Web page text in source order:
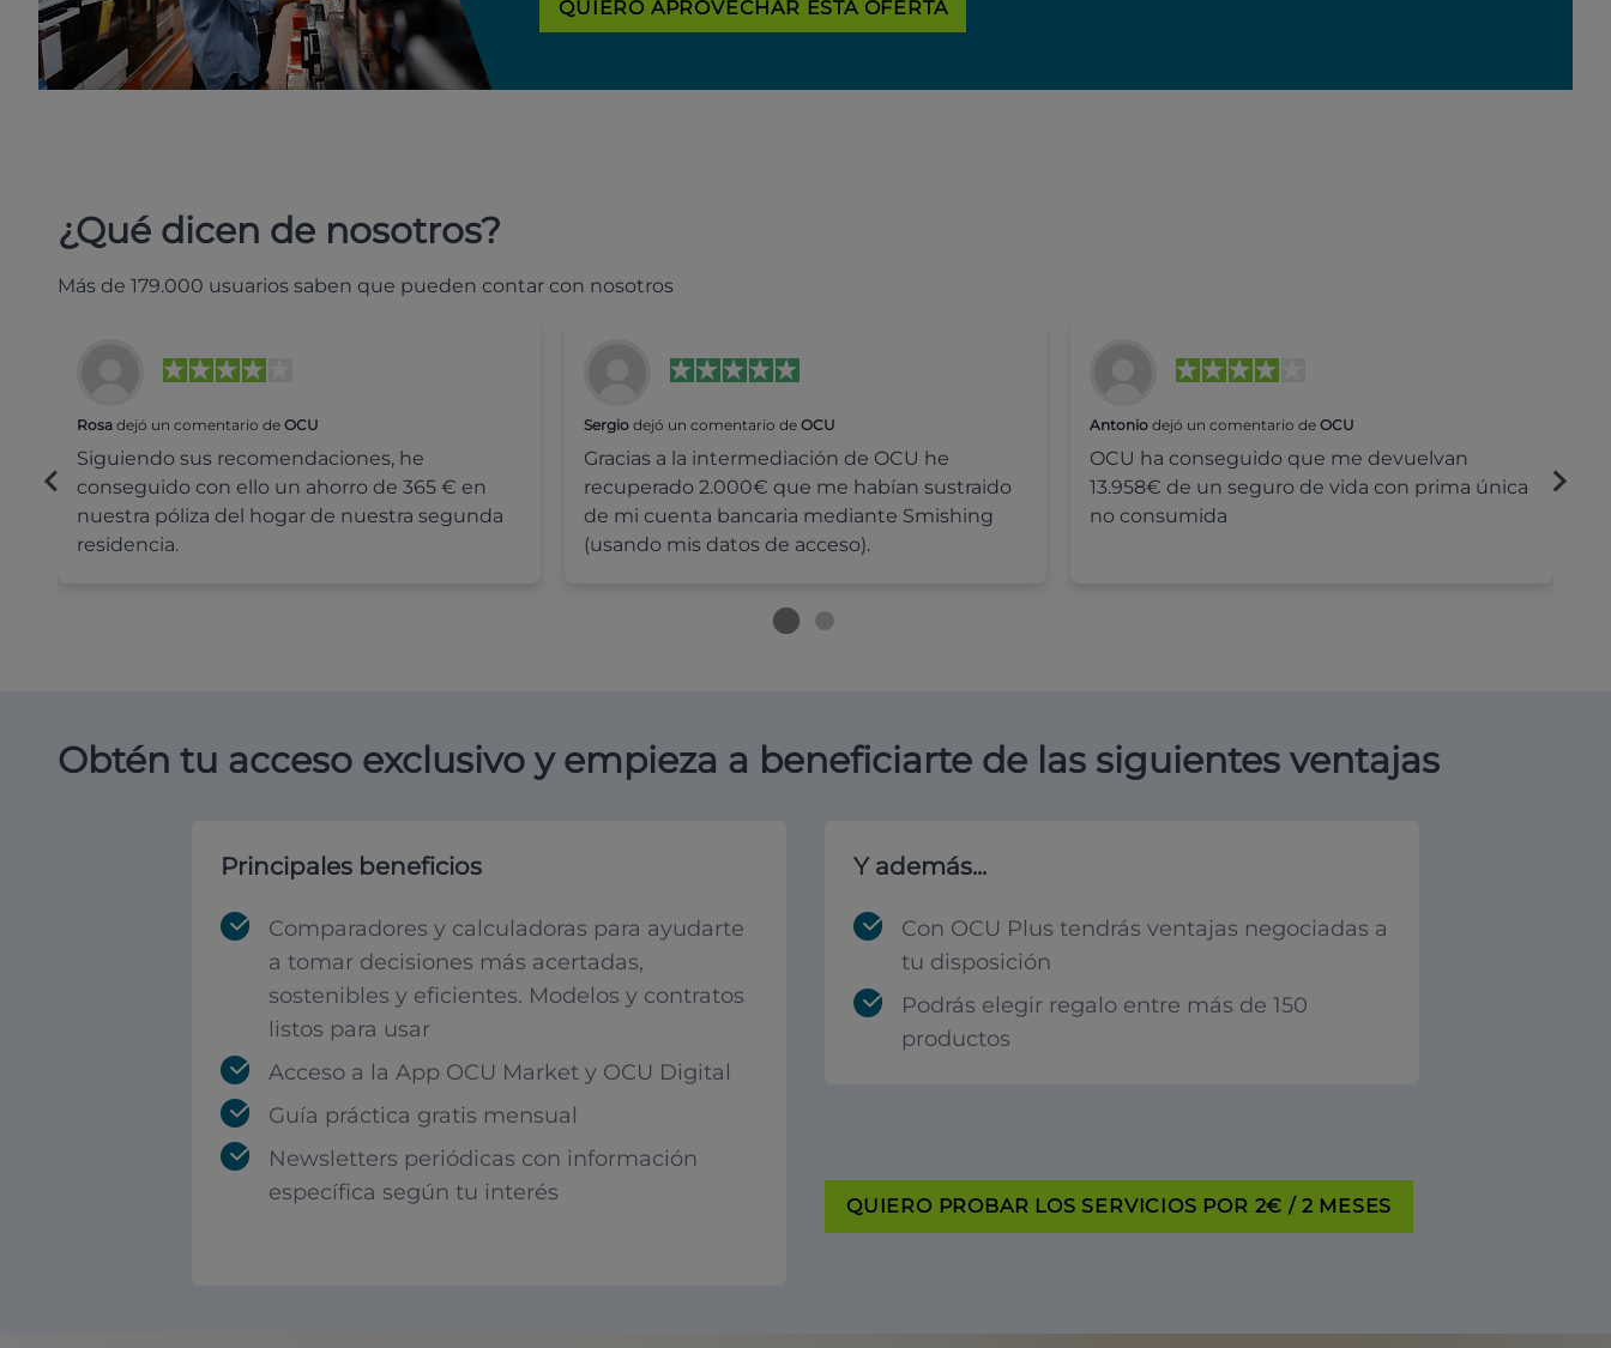
QUIERO APROVECHAR ESTA OFERTA
¿Qué dicen de nosotros?
Más de 179.000 usuarios saben que pueden contar con nosotros
Rosa dejó un comentario de OCU
Siguiendo sus recomendaciones, he
conseguido con ello un ahorro de 365 € en
nuestra póliza del hogar de nuestra segunda
residencia.
Sergiodejó un comentario de OCU
Gracias a la intermediación de OCU he
recuperado 2.000€ que me habían sustraido
de mi cuenta bancaria mediante Smishing
(usando mis datos de acceso).
Antonio dejó un comentario deOCU
OCU ha conseguido que me devuelvan
13.958€ de un seguro de vida con prima única
no consumida
Obtén tu acceso exclusivo y empieza a beneficiarte de las siguientes ventajas
Principales beneficios
Comparadores y calculadoras para ayudarte
a tomar decisiones más acertadas,
sostenibles y eficientes. Modelos y contratos
listos para usar
Acceso a la App OCU Market y OCU Digital
Guía práctica gratis mensual
Newsletters periódicas con información
específica según tu interés
Y además...
Con OCU Plus tendrás ventajas negociadas a
tu disposición
Podrás elegir regalo entre más de 150
productos
QUIERO PROBAR LOS SERVICIOS POR 2€ / 2 MESES